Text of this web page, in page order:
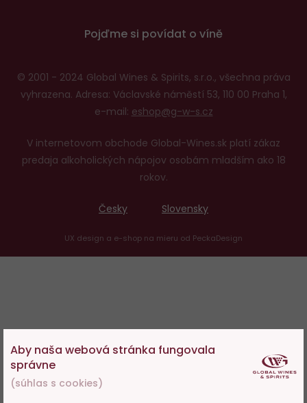
Aby naša webová stránka fungovala
správne
(súhlas s cookies)
Pojďme si povídat o víně
© 2001 - 2024 Global Wines & Spirits, s.r.o., všechna práva
vyhrazena. Adresa: Václavské náměstí 53, 110 00 Praha 1,
e-mail: eshop@g-w-s.cz
V internetovom obchode Global-Wines.sk platí zákaz
predaja alkoholických nápojov osobám mladším ako 18
rokov.
Česky Slovensky
UX design a e-shop na mieru od PeckaDesign